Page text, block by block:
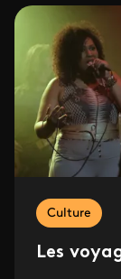
Culture
Les